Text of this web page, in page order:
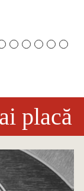
placă